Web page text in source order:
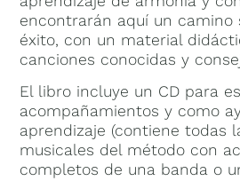
encontrarán aquí un camino
éxito, con un material
canciones conocidas y
El libro incluye un CD para
acompañamientos y como
aprendizaje (contiene todas
musicales del método con
completos de una banda o